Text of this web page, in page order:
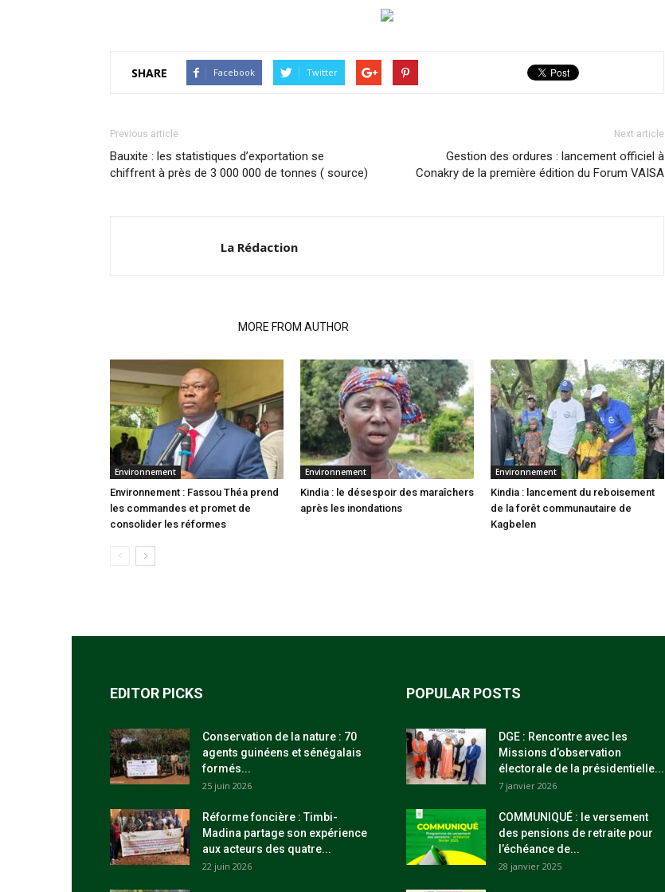
SHARE Facebook Twitter
Previous article
Bauxite : les statistiques d’exportation se
chiffrent à près de 3 000 000 de tonnes ( source)
Next article
Gestion des ordures : lancement officiel à
Conakry de la première édition du Forum VAISA
La Rédaction
MORE FROM AUTHOR
Environnement
Environnement : Fassou Théa prend
les commandes et promet de
consolider les réformes
Environnement
Kindia : le désespoir des maraîchers
après les inondations
Environnement
Kindia : lancement du reboisement
de la forêt communautaire de
Kagbelen
EDITOR PICKS
Conservation de la nature : 70
agents guinéens et sénégalais
formés...
25 juin 2026
Réforme foncière : Timbi-
Madina partage son expérience
aux acteurs des quatre...
22 juin 2026
POPULAR POSTS
DGE : Rencontre avec les
Missions d’observation
électorale de la présidentielle...
7 janvier 2026
COMMUNIQUÉ : le versement
des pensions de retraite pour
l’échéance de...
28 janvier 2025